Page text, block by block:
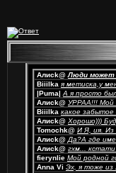
Алисk@ Люди может
Biiilka я метиска,у
|Puma| А я просто
Алисk@ УРРАА!!! Мой
Biiilka какое забытое
Алисk@ Хорошо)))
Tomochk@ И Я, ия. Из
Алисk@ Да?А где
Алисk@ гхм... кстати
fierynlie Мой родной
Anna Vi Эх, я тоже из